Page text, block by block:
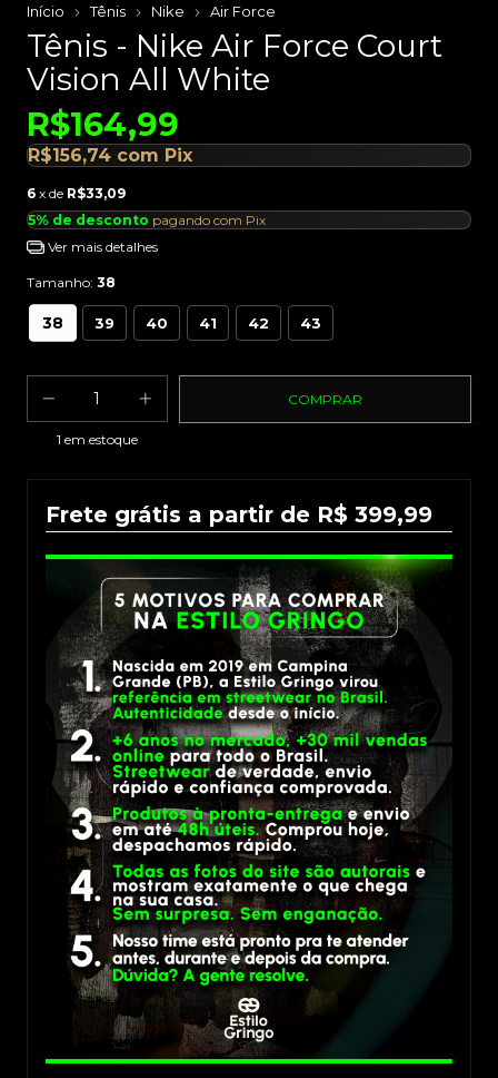
Início Tênis Nike Air Force
Tênis - Nike Air Force Court
Vision All White
R$164,99
R$156,74 com Pix
6 x de R$33,09
5% de desconto pagando com Pix
Ver mais detalhes
Tamanho: 38
38 39 40 41 42 43
1 em estoque
Frete grátis a partir de R$ 399,99